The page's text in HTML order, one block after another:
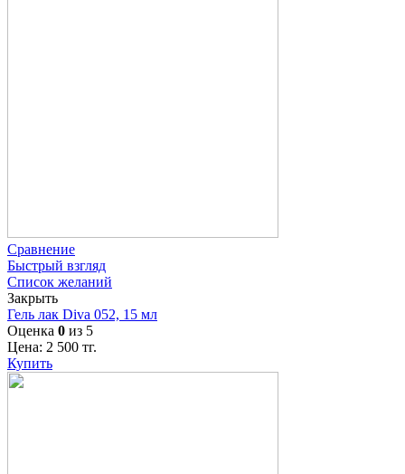
Сравнение
Быстрый взгляд
Список желаний
Закрыть
Гель лак Diva 052, 15 мл
Оценка 0 из 5
Цена: 2 500 тг.
Купить